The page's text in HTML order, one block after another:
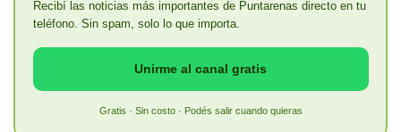
Recibí las noticias más importantes de Puntarenas directo en tu
teléfono. Sin spam, solo lo que importa.
Unirme al canal gratis
Gratis · Sin costo · Podés salir cuando quieras